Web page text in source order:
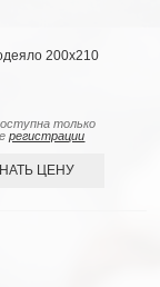
200х210
только
регистрации
ЦЕНУ